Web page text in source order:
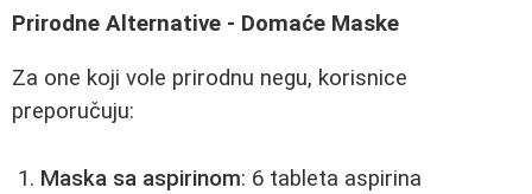
Prirodne Alternative - Domaće Maske
Za one koji vole prirodnu negu, korisnice
preporučuju:
Maska sa aspirinom: 6 tableta aspirina